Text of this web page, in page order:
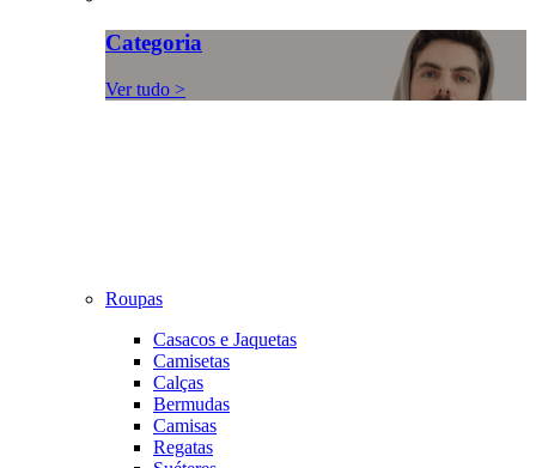
Categoria
Ver tudo >
Roupas
Casacos e Jaquetas
Camisetas
Calças
Bermudas
Camisas
Regatas